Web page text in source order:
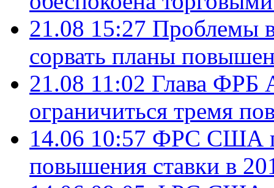
21.08 15:27 Проблемы
сорвать планы
21.08 11:02 Глава ФРБ
ограничиться тремя
14.06 10:57 ФРС США
повышения ставки в